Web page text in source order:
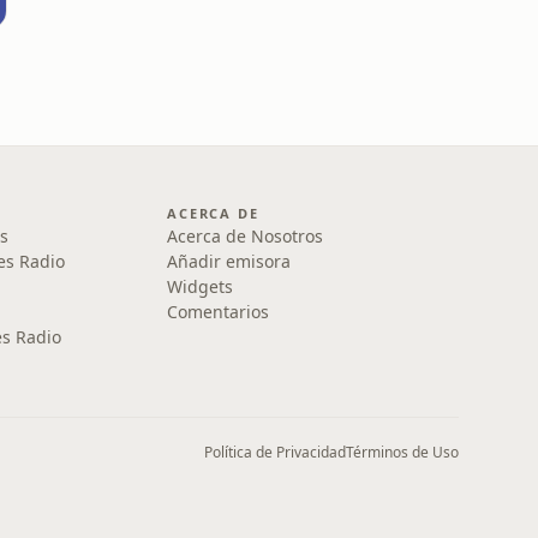
Radio
Radio
ACERCA DE
Acerca de Nosotros
Añadir emisora
Widgets
Comentarios
Política de PrivacidadTérminos de Uso